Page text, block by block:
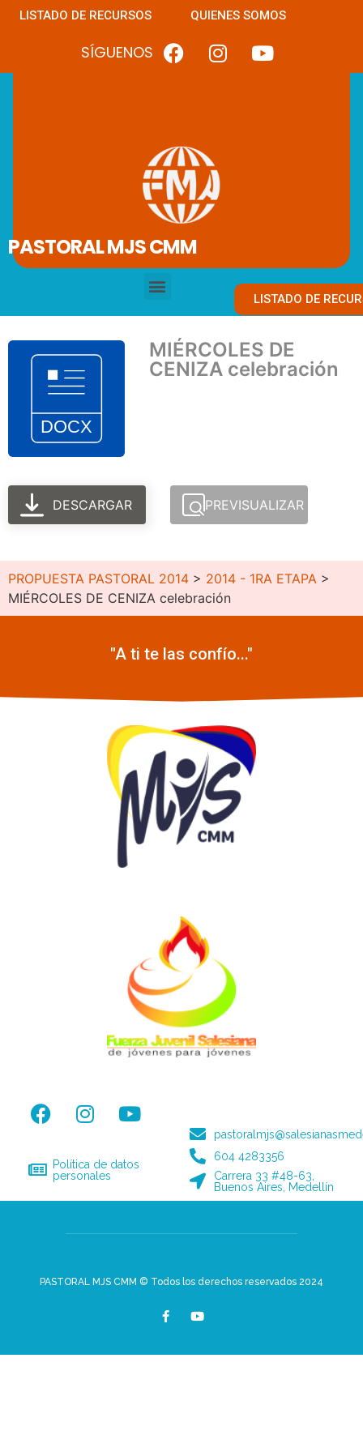
LISTADO DE RECURSOS QUIENES SOMOS
SÍGUENOS
PASTORAL MJS CMM
LISTADO DE
MIÉRCOLES DE
CENIZA celebración
DESCARGAR PREVISUALIZAR
PROPUESTA PASTORAL 2014 > 2014 - 1RA ETAPA >
MIÉRCOLES DE CENIZA celebración
"A ti te las confío..."
Política de datos
personales
604 4283356
Carrera 33 #48-63,
Buenos Aires, Medellín
PASTORAL MJS CMM © Todos los derechos reservados 2024